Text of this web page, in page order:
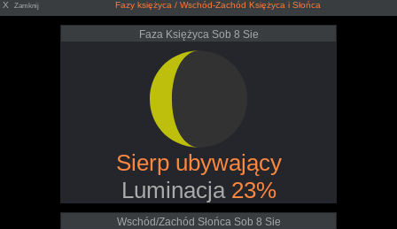
X Zamknij Fazy księżyca / Wschód-Zachód Księżyca i Słońca
Faza Księżyca Sob 8 Sie
Sierp ubywający
Luminacja 23%
Wschód/Zachód Słońca Sob 8 Sie